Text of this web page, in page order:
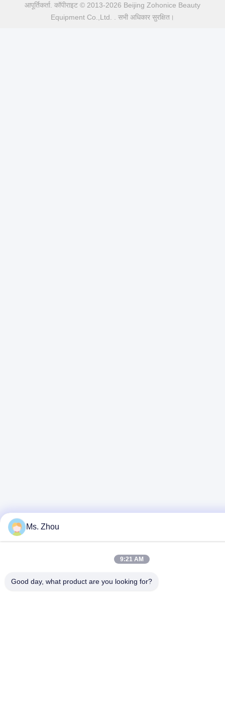
आपूर्तिकर्ता. कॉपीराइट © 2013-2026 Beijing Zohonice Beauty
Equipment Co.,Ltd. . सभी अधिकार सुरक्षित।
Ms. Zhou
9:21 AM
Good day, what product are you looking for?